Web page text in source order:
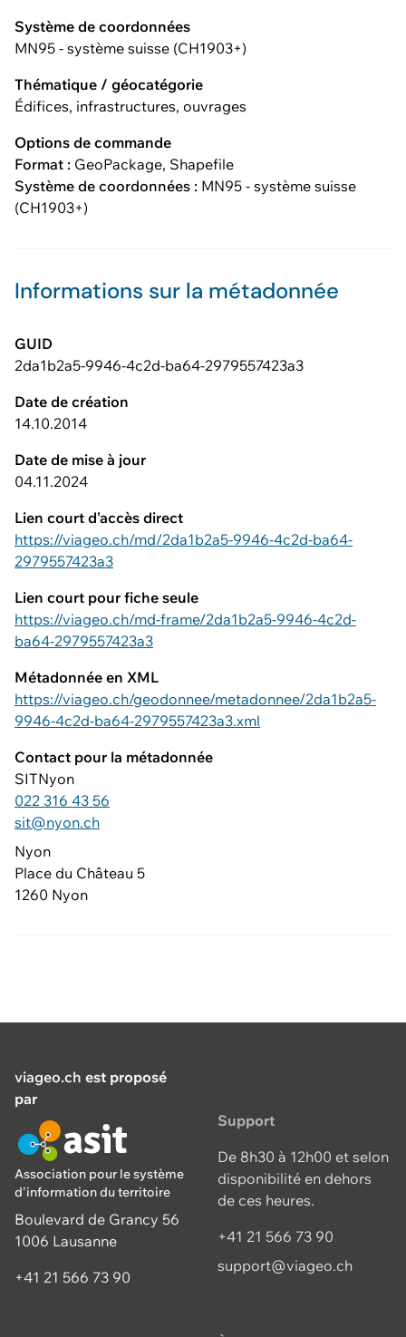
Système de coordonnées
MN95 - système suisse (CH1903+)
Thématique / géocatégorie
Édifices, infrastructures, ouvrages
Options de commande
Format : GeoPackage, Shapefile
Système de coordonnées : MN95 - système suisse
(CH1903+)
Informations sur la métadonnée
GUID
2da1b2a5-9946-4c2d-ba64-2979557423a3
Date de création
14.10.2014
Date de mise à jour
04.11.2024
Lien court d'accès direct
https://viageo.ch/md/2da1b2a5-9946-4c2d-ba64-
2979557423a3
Lien court pour fiche seule
https://viageo.ch/md-frame/2da1b2a5-9946-4c2d-
ba64-2979557423a3
Métadonnée en XML
https://viageo.ch/geodonnee/metadonnee/2da1b2a5-
9946-4c2d-ba64-2979557423a3.xml
Contact pour la métadonnée
SITNyon
022 316 43 56
sit@nyon.ch
Nyon
Place du Château 5
1260 Nyon
viageo.ch est proposé
par
Association pour le système
d'information du territoire
Boulevard de Grancy 56
1006 Lausanne
+41 21 566 73 90
Support
De 8h30 à 12h00 et selon
disponibilité en dehors
de ces heures.
+41 21 566 73 90
support@viageo.ch